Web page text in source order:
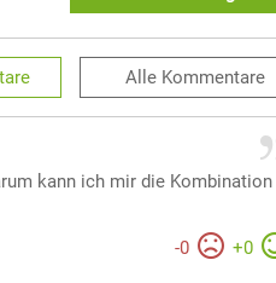
Alle Kommentare
kann ich mir die Kombination
-0 +0